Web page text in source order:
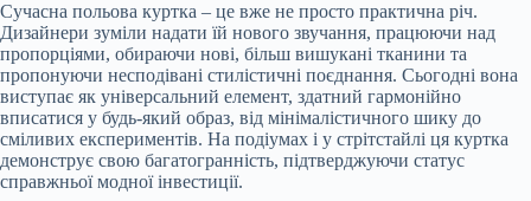
Сучасна польова куртка – це вже не просто практична річ.
Дизайнери зуміли надати їй нового звучання, працюючи над
пропорціями, обираючи нові, більш вишукані тканини та
пропонуючи несподівані стилістичні поєднання. Сьогодні вона
виступає як універсальний елемент, здатний гармонійно
вписатися у будь-який образ, від мінімалістичного шику до
сміливих експериментів. На подіумах і у стрітстайлі ця куртка
демонструє свою багатогранність, підтверджуючи статус
справжньої модної інвестиції.